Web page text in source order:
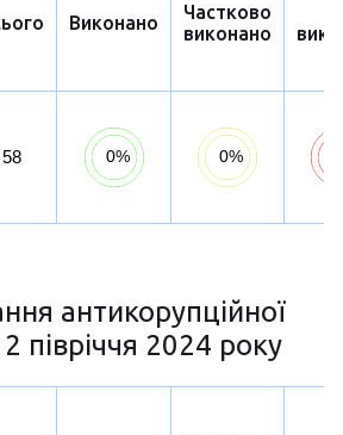
Виконано
Частково
виконано
58
антикорупційної
півріччя 2024 року